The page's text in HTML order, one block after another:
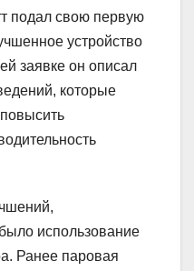
подал свою первую
устройство
заявке он описал
которые
использование
Ранее паровая